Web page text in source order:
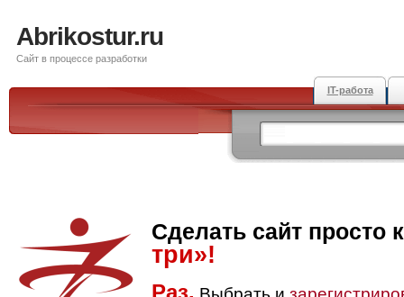
Abrikostur.ru
Сайт в процессе разработки
IT-работа
Сделать сайт просто
три»!
Раз.